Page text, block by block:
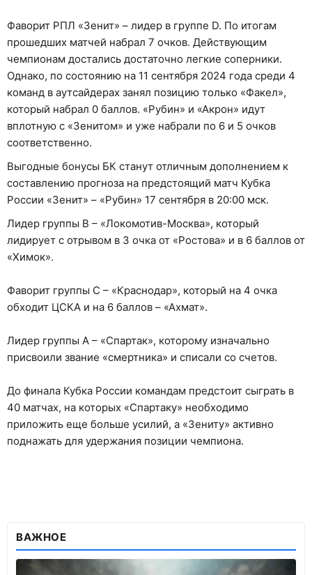
Фаворит РПЛ «Зенит» – лидер в группе D. По итогам
прошедших матчей набрал 7 очков. Действующим
чемпионам достались достаточно легкие соперники.
Однако, по состоянию на 11 сентября 2024 года среди 4
команд в аутсайдерах занял позицию только «Факел»,
который набрал 0 баллов. «Рубин» и «Акрон» идут
вплотную с «Зенитом» и уже набрали по 6 и 5 очков
соответственно.
Выгодные бонусы БК станут отличным дополнением к
составлению прогноза на предстоящий матч Кубка
России «Зенит» – «Рубин» 17 сентября в 20:00 мск.
Лидер группы В – «Локомотив-Москва», который
лидирует с отрывом в 3 очка от «Ростова» и в 6 баллов от
«Химок».
Фаворит группы С – «Краснодар», который на 4 очка
обходит ЦСКА и на 6 баллов – «Ахмат».
Лидер группы А – «Спартак», которому изначально
присвоили звание «смертника» и списали со счетов.
До финала Кубка России командам предстоит сыграть в
40 матчах, на которых «Спартаку» необходимо
приложить еще больше усилий, а «Зениту» активно
поднажать для удержания позиции чемпиона.
ВАЖНОЕ